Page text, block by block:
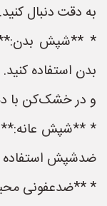
به دقت دنبال کنید.
* **شپش بدن:**
بدن استفاده
و در خشک‌کن با
* **شپش عانه:**
ضدشپش استفاده
* **ضدعفونی